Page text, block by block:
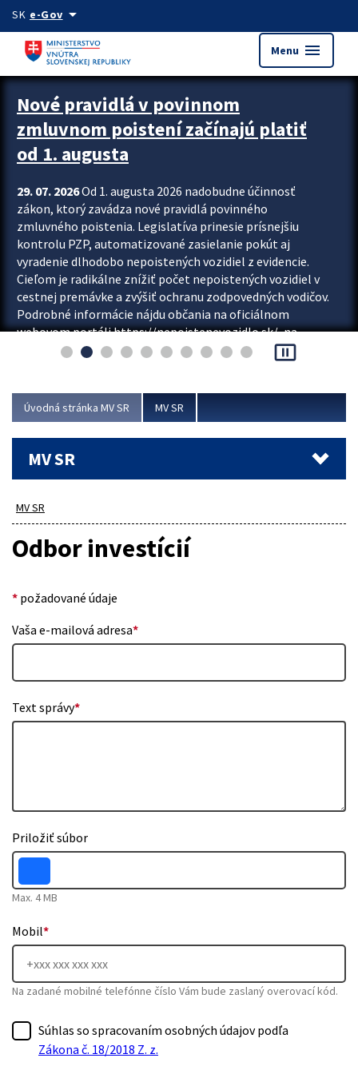
Preskocit na hlavný obsah
SK e-Govarrow_drop_down
Menu menu
Zastavit automatický posun upútavok
Nové pravidlá v povinnom
zmluvnom poistení začínajú platiť
od 1. augusta
29. 07. 2026Od 1. augusta 2026 nadobudne účinnosť
zákon, ktorý zavádza nové pravidlá povinného
zmluvného poistenia. Legislatíva prinesie prísnejšiu
kontrolu PZP, automatizované zasielanie pokút aj
vyradenie dlhodobo nepoistených vozidiel z evidencie.
Cieľom je radikálne znížiť počet nepoistených vozidiel v
cestnej premávke a zvýšiť ochranu zodpovedných vodičov.
Podrobné informácie nájdu občania na oficiálnom
webovom portáli https://nepoistenevozidlo.sk/, na
ktorom od augusta pribudne aj možnosť overiť si...
pause_presentation
Úvodná stránka MV SR MV SR
MV SR
MV SR
Odbor investícií
* požadované údaje
Vaša e-mailová adresa*
Text správy*
Priložiť súbor
Max. 4 MB
Mobil*
Na zadané mobilné telefónne číslo Vám bude zaslaný overovací kód.
Súhlas so spracovaním osobných údajov podľa
Zákona č. 18/2018 Z. z.